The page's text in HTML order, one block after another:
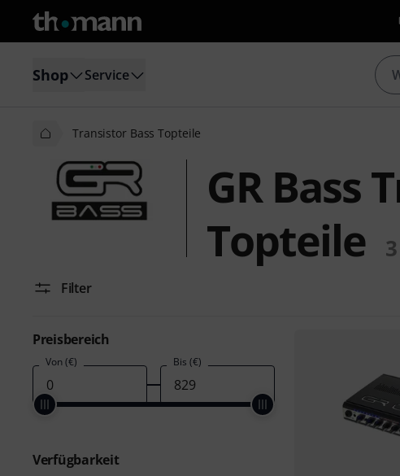
Shop Service
Transistor Bass Topteile
GR Bass
Topteile
3
Filter
Preisbereich
Von (€) Bis (€)
Verfügbarkeit